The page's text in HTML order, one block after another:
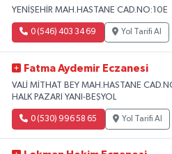
YENİŞEHİR MAH.HASTANE CAD.NO:10E
0 (546) 403 34 69 Yol Tarifi Al
Fatma Aydemir Eczanesi
VALİ MİTHAT BEY MAH.HASTANE
HALK PAZARI YANI-BEŞYOL
0 (530) 996 58 65 Yol Tarifi Al